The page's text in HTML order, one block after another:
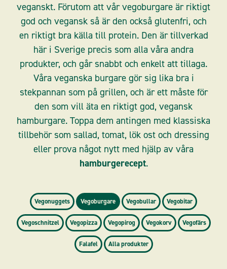
veganskt. Förutom att vår vegoburgare är riktigt
god och vegansk så är den också glutenfri, och
en riktigt bra källa till protein. Den är tillverkad
här i Sverige precis som alla våra andra
produkter, och går snabbt och enkelt att tillaga.
Våra veganska burgare gör sig lika bra i
stekpannan som på grillen, och är ett måste för
den som vill äta en riktigt god, vegansk
hamburgare. Toppa dem antingen med klassiska
tillbehör som sallad, tomat, lök ost och dressing
eller prova något nytt med hjälp av våra
hamburgerecept.
Vegonuggets Vegoburgare Vegobullar Vegobitar
Vegoschnitzel Vegopizza Vegopirog Vegokorv Vegofärs
Falafel Alla produkter